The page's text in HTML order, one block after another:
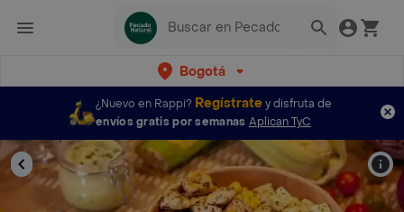
Bogotá
¿Nuevo en Rappi? Regístratey disfruta de
envíos gratis por semanas Aplican TyC